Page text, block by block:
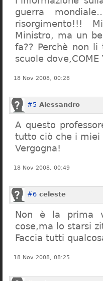
guerra
risorgimento!!!
Ministro, ma un
fa?? Perchè non
scuole dove,COME
18 Nov 2008, 00:28
#5 Alessandro
A questo
tutto ciò che i miei
Vergogna!
18 Nov 2008, 00:49
#6 celeste
Non è la prima
cose,ma lo starsi
Faccia tutti
18 Nov 2008, 08:25